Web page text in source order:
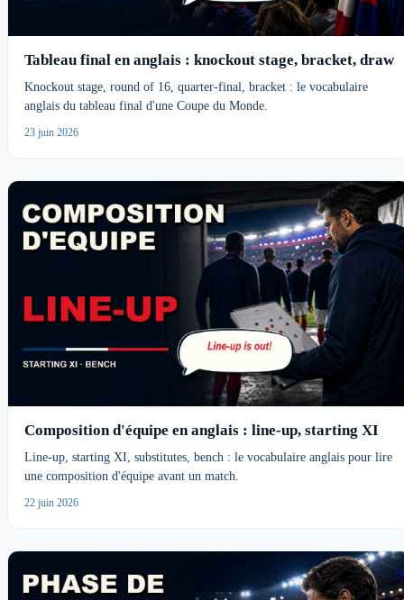
Tableau final en anglais : knockout stage, bracket, draw
Knockout stage, round of 16, quarter-final, bracket : le vocabulaire
anglais du tableau final d'une Coupe du Monde.
23 juin 2026
Composition d'équipe en anglais : line-up, starting XI
Line-up, starting XI, substitutes, bench : le vocabulaire anglais pour lire
une composition d'équipe avant un match.
22 juin 2026